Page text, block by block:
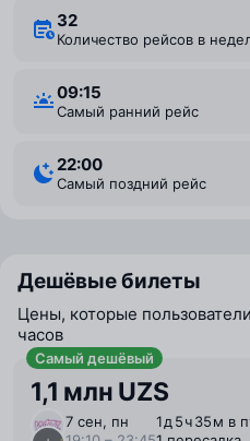
32
Количество рейсов в
09:15
Самый ранний рейс
22:00
Самый поздний рейс
Дешёвые билеты
Цены, которые
часов
Самый дешёвый
1,1 млн UZS
7 сен, пн
1 ⁠д 5 ⁠ч 35 ⁠м в